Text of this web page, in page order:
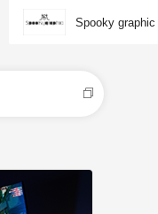
Spooky graphic